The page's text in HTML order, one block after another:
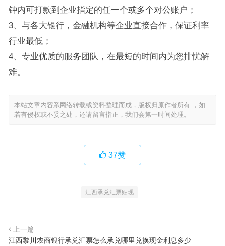
钟内可打款到企业指定的任一个或多个对公账户；
3、与各大银行，金融机构等企业直接合作，保证利率
行业最低；
4、专业优质的服务团队，在最短的时间内为您排忧解
难。
本站文章内容系网络转载或资料整理而成，版权归原作者所有 ，如
若有侵权或不妥之处，还请留言指正，我们会第一时间处理。
37赞
江西承兑汇票贴现
上一篇
江西黎川农商银行承兑汇票怎么承兑哪里兑换现金利息多少